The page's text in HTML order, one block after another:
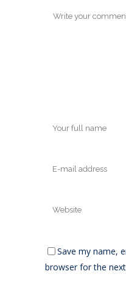
Save my name,
browser for the